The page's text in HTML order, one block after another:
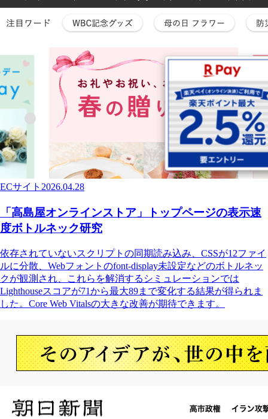
ECサイト 2026.04.28
「高島屋オンラインストア」トップページの表示速
度ボトルネック研究
依存されていないスクリプトの同期読み込み、CSSが12ファイ
ルに分散、Webフォントのfont-display未設定などのボトルネッ
クが観測され、これらを解消するシミュレーションでは
Lighthouseスコアが71から最大89まで変化する結果が得られま
した。Core Web Vitalsの大きな改善が期待できます。